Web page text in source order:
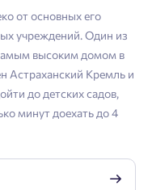
от основных его
учреждений. Один из
высоким домом в
Астраханский Кремль и
до детских садов,
минут доехать до 4
данных
номер
«Войти» ниже
код